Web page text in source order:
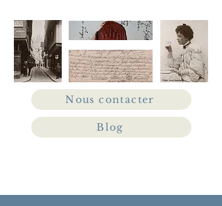
Nous contacter
Blog